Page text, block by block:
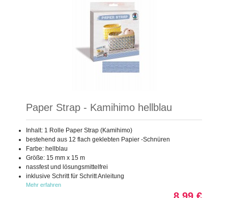
Paper Strap - Kamihimo hellblau
Inhalt: 1 Rolle Paper Strap (Kamihimo)
bestehend aus 12 flach geklebten Papier -Schnüren
Farbe: hellblau
Größe: 15 mm x 15 m
nassfest und lösungsmittelfrei
inklusive Schritt für Schritt Anleitung
Mehr erfahren